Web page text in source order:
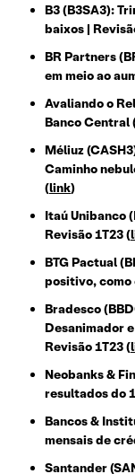
B3 (B3SA3):
baixos |
BR Partners
em meio ao
Avaliando o
Banco Central
Méliuz
Caminho
(link)
Itaú Unibanco
Revisão 1T23 (
BTG Pactual
positivo, como
Bradesco
Desanimador
Revisão 1T23 (
Neobanks &
resultados do
Bancos &
mensais de
Santander